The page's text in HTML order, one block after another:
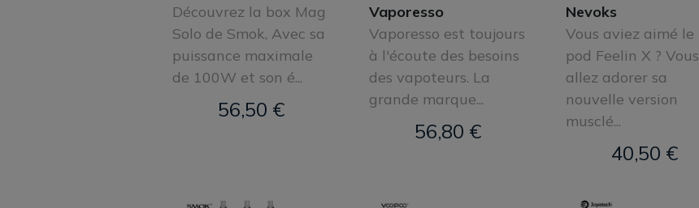
Découvrez la box Mag
Solo de Smok, Avec sa
puissance maximale
de 100W et son é...
56,50 €
Vaporesso
Vaporesso est toujours
à l'écoute des besoins
des vapoteurs. La
grande marque...
56,80 €
Nevoks
Vous aviez aimé le
pod Feelin X ? Vous
allez adorer sa
nouvelle version
musclé...
40,50 €